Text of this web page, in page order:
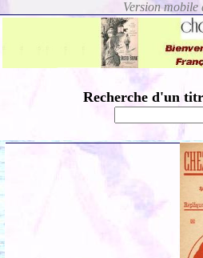
Recherche d'un